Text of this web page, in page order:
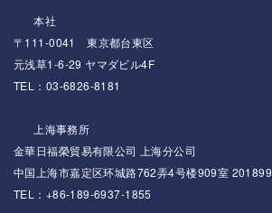
本社
〒111-0041 東京都台東区
元浅草1-6-29 ヤマダビル4F
TEL：03-6826-8181
上海事務所
金華日福榮貿易有限公司 上海分公司
中国上海市嘉定区环城路762弄4号楼909室 201899
TEL：+86-189-6937-1855